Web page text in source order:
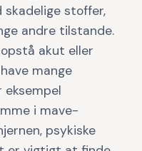
stoffer,
andre tilstande.
akut eller
mange
eksempel
i mave-
psykiske